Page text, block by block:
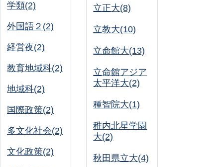
学類(2)
外国語２(2)
経営夜(2)
教育地域科(2)
地域科(2)
国際政策(2)
多文化社会(2)
文化政策(2)
立正大(8)
立教大(10)
立命館大(13)
立命館アジア
太平洋大(2)
種智院大(1)
稚内北星学園
大(2)
秋田県立大(4)